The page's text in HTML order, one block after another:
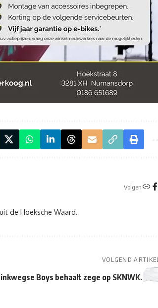
Volgen
de Hoeksche Waard.
VOLGEND ARTIKEL
Boys behaalt zege op SKNWK.